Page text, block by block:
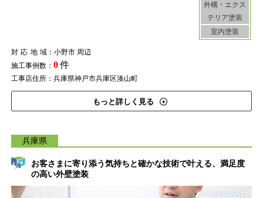
外構・エクス
テリア塗装
室内塗装
対応地域：小野市 周辺
施工事例数： 0件
工事店住所：兵庫県神戸市兵庫区湊山町
もっと詳しく見る
兵庫県
お客さまに寄り添う気持ちと確かな技術で叶える、満足度
の高い外壁塗装